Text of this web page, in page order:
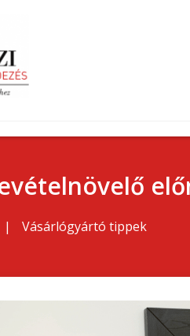
| Vásárlógyártó tippek